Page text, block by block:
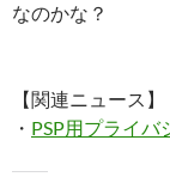
なのかな？
【関連ニュース】
・ PSP用プライ